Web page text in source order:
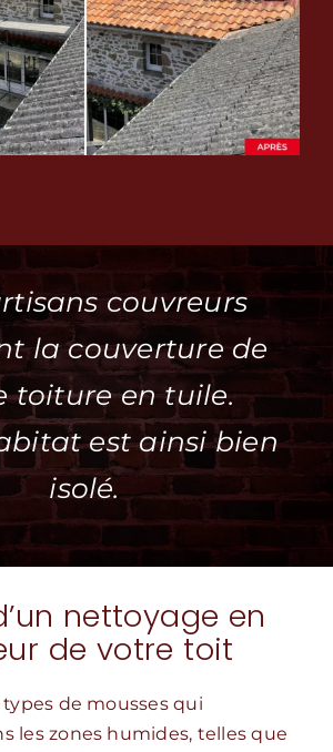
couvreurs
la couverture de
toiture en tuile.
est ainsi bien
isolé.
nettoyage en
de votre toit
de mousses qui
les zones humides, telles que